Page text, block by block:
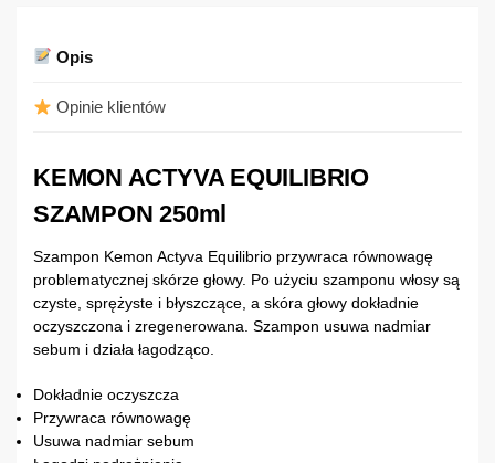
Opis
Opinie klientów
KEMON ACTYVA EQUILIBRIO
SZAMPON 250ml
Szampon Kemon Actyva Equilibrio przywraca równowagę
problematycznej skórze głowy. Po użyciu szamponu włosy są
czyste, sprężyste i błyszczące, a skóra głowy dokładnie
oczyszczona i zregenerowana. Szampon usuwa nadmiar
sebum i działa łagodząco.
Dokładnie oczyszcza
Przywraca równowagę
Usuwa nadmiar sebum